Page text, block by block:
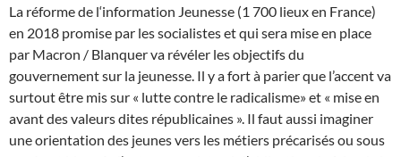
La réforme de l‘information Jeunesse (1 700 lieux en France)
en 2018 promise par les socialistes et qui sera mise en place
par Macron / Blanquer va révéler les objectifs du
gouvernement sur la jeunesse. Il y a fort à parier que l’accent va
surtout être mis sur « lutte contre le radicalisme» et « mise en
avant des valeurs dites républicaines ». Il faut aussi imaginer
une orientation des jeunes vers les métiers précarisés ou sous